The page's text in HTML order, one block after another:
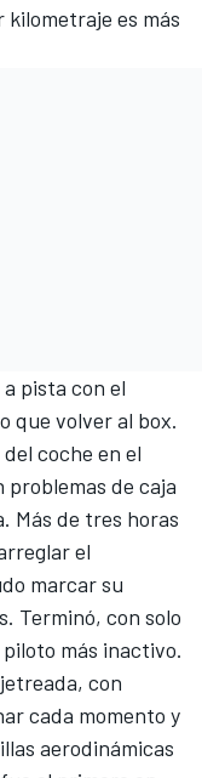
kilometraje es más
pista con el
que volver al box.
coche en el
problemas de caja
Más de tres horas
el
marcar su
Terminó, con solo
más inactivo.
con
cada momento y
aerodinámicas